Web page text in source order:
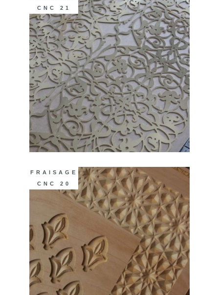
CNC 21
FRAISAGE
CNC 20